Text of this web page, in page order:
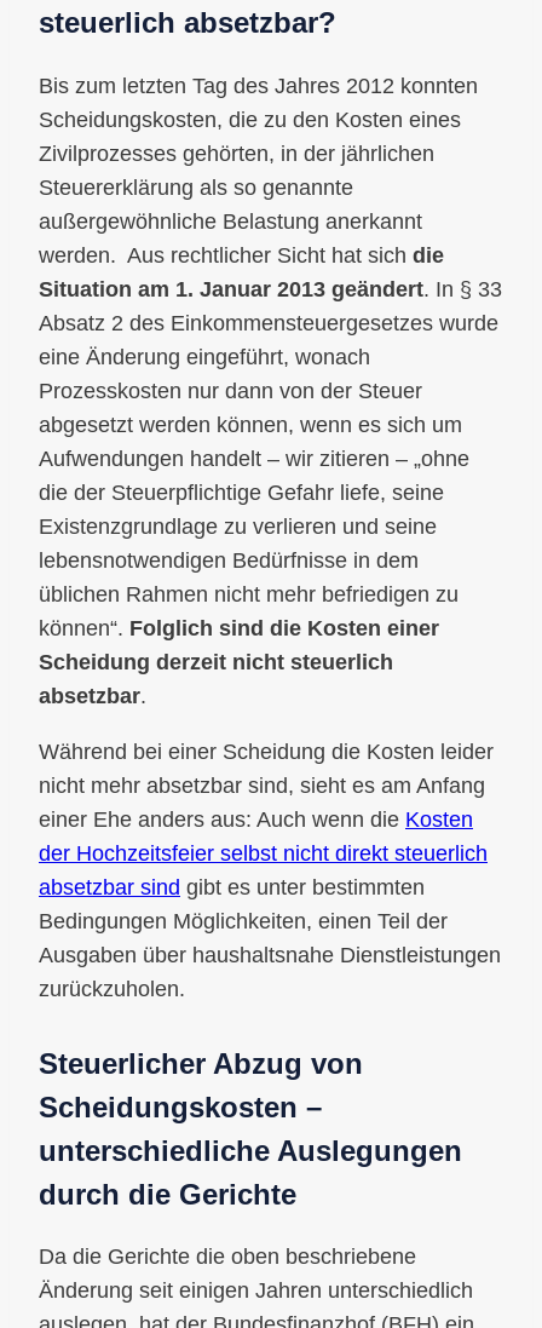
steuerlich absetzbar?
Bis zum letzten Tag des Jahres 2012 konnten
Scheidungskosten, die zu den Kosten eines
Zivilprozesses gehörten, in der jährlichen
Steuererklärung als so genannte
außergewöhnliche Belastung anerkannt
werden. Aus rechtlicher Sicht hat sich die
Situation am 1. Januar 2013 geändert. In § 33
Absatz 2 des Einkommensteuergesetzes wurde
eine Änderung eingeführt, wonach
Prozesskosten nur dann von der Steuer
abgesetzt werden können, wenn es sich um
Aufwendungen handelt – wir zitieren – „ohne
die der Steuerpflichtige Gefahr liefe, seine
Existenzgrundlage zu verlieren und seine
lebensnotwendigen Bedürfnisse in dem
üblichen Rahmen nicht mehr befriedigen zu
können“. Folglich sind die Kosten einer
Scheidung derzeit nicht steuerlich
absetzbar.
Während bei einer Scheidung die Kosten leider
nicht mehr absetzbar sind, sieht es am Anfang
einer Ehe anders aus: Auch wenn die Kosten
der Hochzeitsfeier selbst nicht direkt steuerlich
absetzbar sind gibt es unter bestimmten
Bedingungen Möglichkeiten, einen Teil der
Ausgaben über haushaltsnahe Dienstleistungen
zurückzuholen.
Steuerlicher Abzug von
Scheidungskosten –
unterschiedliche Auslegungen
durch die Gerichte
Da die Gerichte die oben beschriebene
Änderung seit einigen Jahren unterschiedlich